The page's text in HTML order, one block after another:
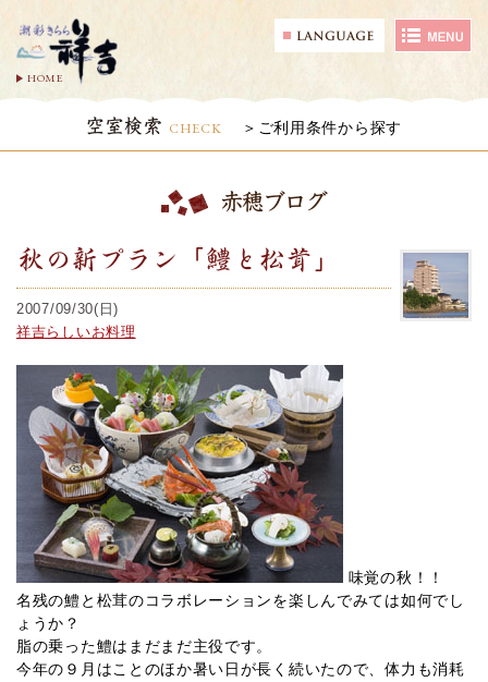
HOME
空室検索 CHECK ご利用条件から探す
赤穂ブログ
秋の新プラン「鱧と松茸」
2007/09/30(日)
祥吉らしいお料理
味覚の秋！！
名残の鱧と松茸のコラボレーションを楽しんでみては如何でし
ょうか？
脂の乗った鱧はまだまだ主役です。
今年の９月はことのほか暑い日が長く続いたので、体力も消耗